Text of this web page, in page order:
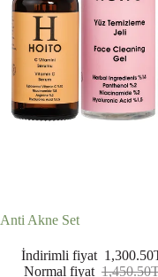
Anti Akne Set
İndirimli fiyat
Normal fiyat